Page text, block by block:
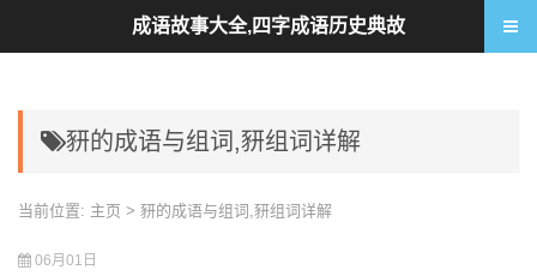
豜的成语与组词,豜组词详解
当前位置: 主页 > 豜的成语与组词,豜组词详解
06月01日
成语故事大全,四字成语历史典故